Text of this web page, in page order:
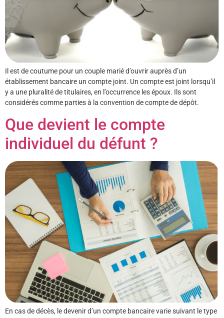
Il est de coutume pour un couple marié d’ouvrir auprès d’un
établissement bancaire un compte joint. Un compte est joint lorsqu’il
y a une pluralité de titulaires, en l’occurrence les époux. Ils sont
considérés comme parties à la convention de compte de dépôt.
Que devient le compte
individuel du défunt ?
En cas de décès, le devenir d’un compte bancaire varie suivant le type